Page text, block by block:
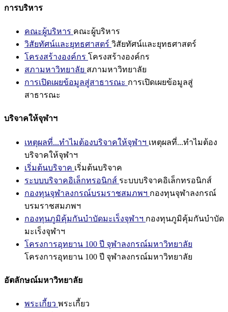
การบริหาร
คณะผู้บริหาร คณะผู้บริหาร
วิสัยทัศน์และยุทธศาสตร์ วิสัยทัศน์และยุทธศาสตร์
โครงสร้างองค์กร โครงสร้างองค์กร
สภามหาวิทยาลัย สภามหาวิทยาลัย
การเปิดเผยข้อมูลสู่สาธารณะ การเปิดเผยข้อมูลสู่
สาธารณะ
บริจาคให้จุฬาฯ
เหตุผลที่...ทำไมต้องบริจาคให้จุฬาฯ เหตุผลที่...ทำไมต้อง
บริจาคให้จุฬาฯ
เริ่มต้นบริจาค เริ่มต้นบริจาค
ระบบบริจาคอิเล็กทรอนิกส์ ระบบบริจาคอิเล็กทรอนิกส์
กองทุนจุฬาลงกรณ์บรมราชสมภพฯ กองทุนจุฬาลงกรณ์
บรมราชสมภพฯ
กองทุนภูมิคุ้มกันบำบัดมะเร็งจุฬาฯ กองทุนภูมิคุ้มกันบำบัด
มะเร็งจุฬาฯ
โครงการอุทยาน 100 ปี จุฬาลงกรณ์มหาวิทยาลัย
โครงการอุทยาน 100 ปี จุฬาลงกรณ์มหาวิทยาลัย
อัตลักษณ์มหาวิทยาลัย
พระเกี้ยว พระเกี้ยว